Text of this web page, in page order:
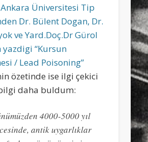
Üniversitesi Tip
Dr. Bülent Dogan, Dr.
ve Yard.Doç.Dr Gürol
yazdigi “Kursun
/ Lead Poisoning”
özetinde ise ilgi çekici
daha buldum:
4000-5000 yıl
antik uygarlıklar